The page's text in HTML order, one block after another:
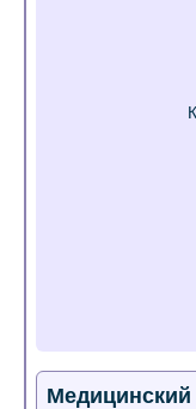
Медицинский